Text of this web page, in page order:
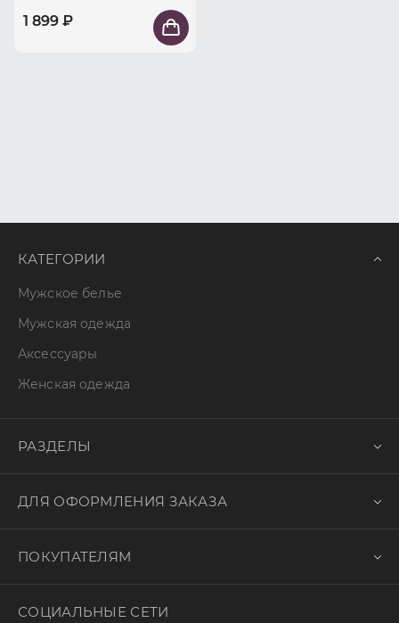
1 899 ₽
КАТЕГОРИИ
Мужское белье
Мужская одежда
Аксессуары
Женская одежда
РАЗДЕЛЫ
ДЛЯ ОФОРМЛЕНИЯ ЗАКАЗА
ПОКУПАТЕЛЯМ
СОЦИАЛЬНЫЕ СЕТИ